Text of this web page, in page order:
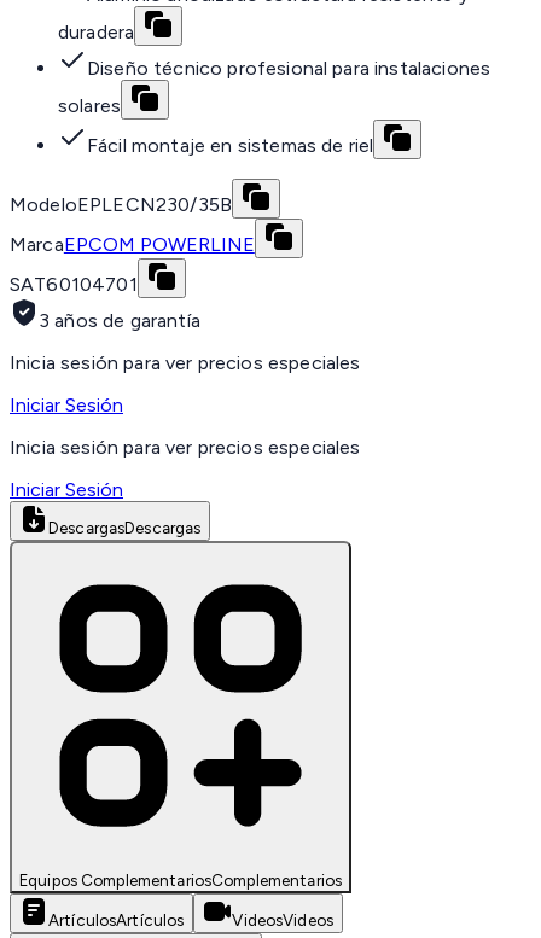
duradera
Diseño técnico profesional para instalaciones
solares
Fácil montaje en sistemas de riel
ModeloEPLECN230/35B
MarcaEPCOM POWERLINE
SAT60104701
3 años de garantía
Inicia sesión para ver precios especiales
Iniciar Sesión
Inicia sesión para ver precios especiales
Iniciar Sesión
DescargasDescargas
Equipos ComplementariosComplementarios
ArtículosArtículos VideosVideos